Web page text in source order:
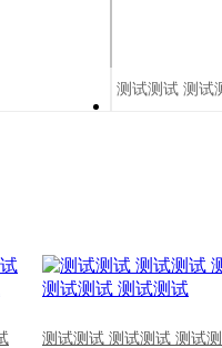
测试测试 测试
测试测试 测试测试 测试